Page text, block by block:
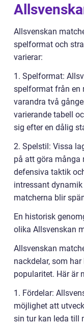
Allsvenskan
spelformat och
varierar:
1. Spelformat:
spelformat från en
varandra två
varierande tabell
sig efter en dålig
2. Spelstil: Vissa
på att göra många
defensiva taktik
intressant
matcherna blir
En historisk
olika Allsvenskan
Allsvenskan
nackdelar, som
popularitet. Här är
1. Fördelar:
möjlighet att
sin tur kan leda till